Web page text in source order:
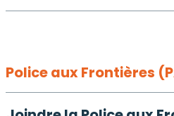
Police aux Frontières